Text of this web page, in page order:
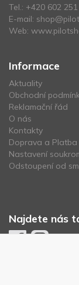
Tel.: +420 602
E-mail:
Web:
Informace
Aktuality
Obchodní
Reklamační řád
O nás
Kontakty
Doprava a Platba
Nastavení
Odstoupení od
Najdete nás